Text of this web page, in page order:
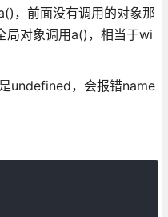
，前面没有调用的对象那
局对象调用a()，相当于wi
undefined，会报错name